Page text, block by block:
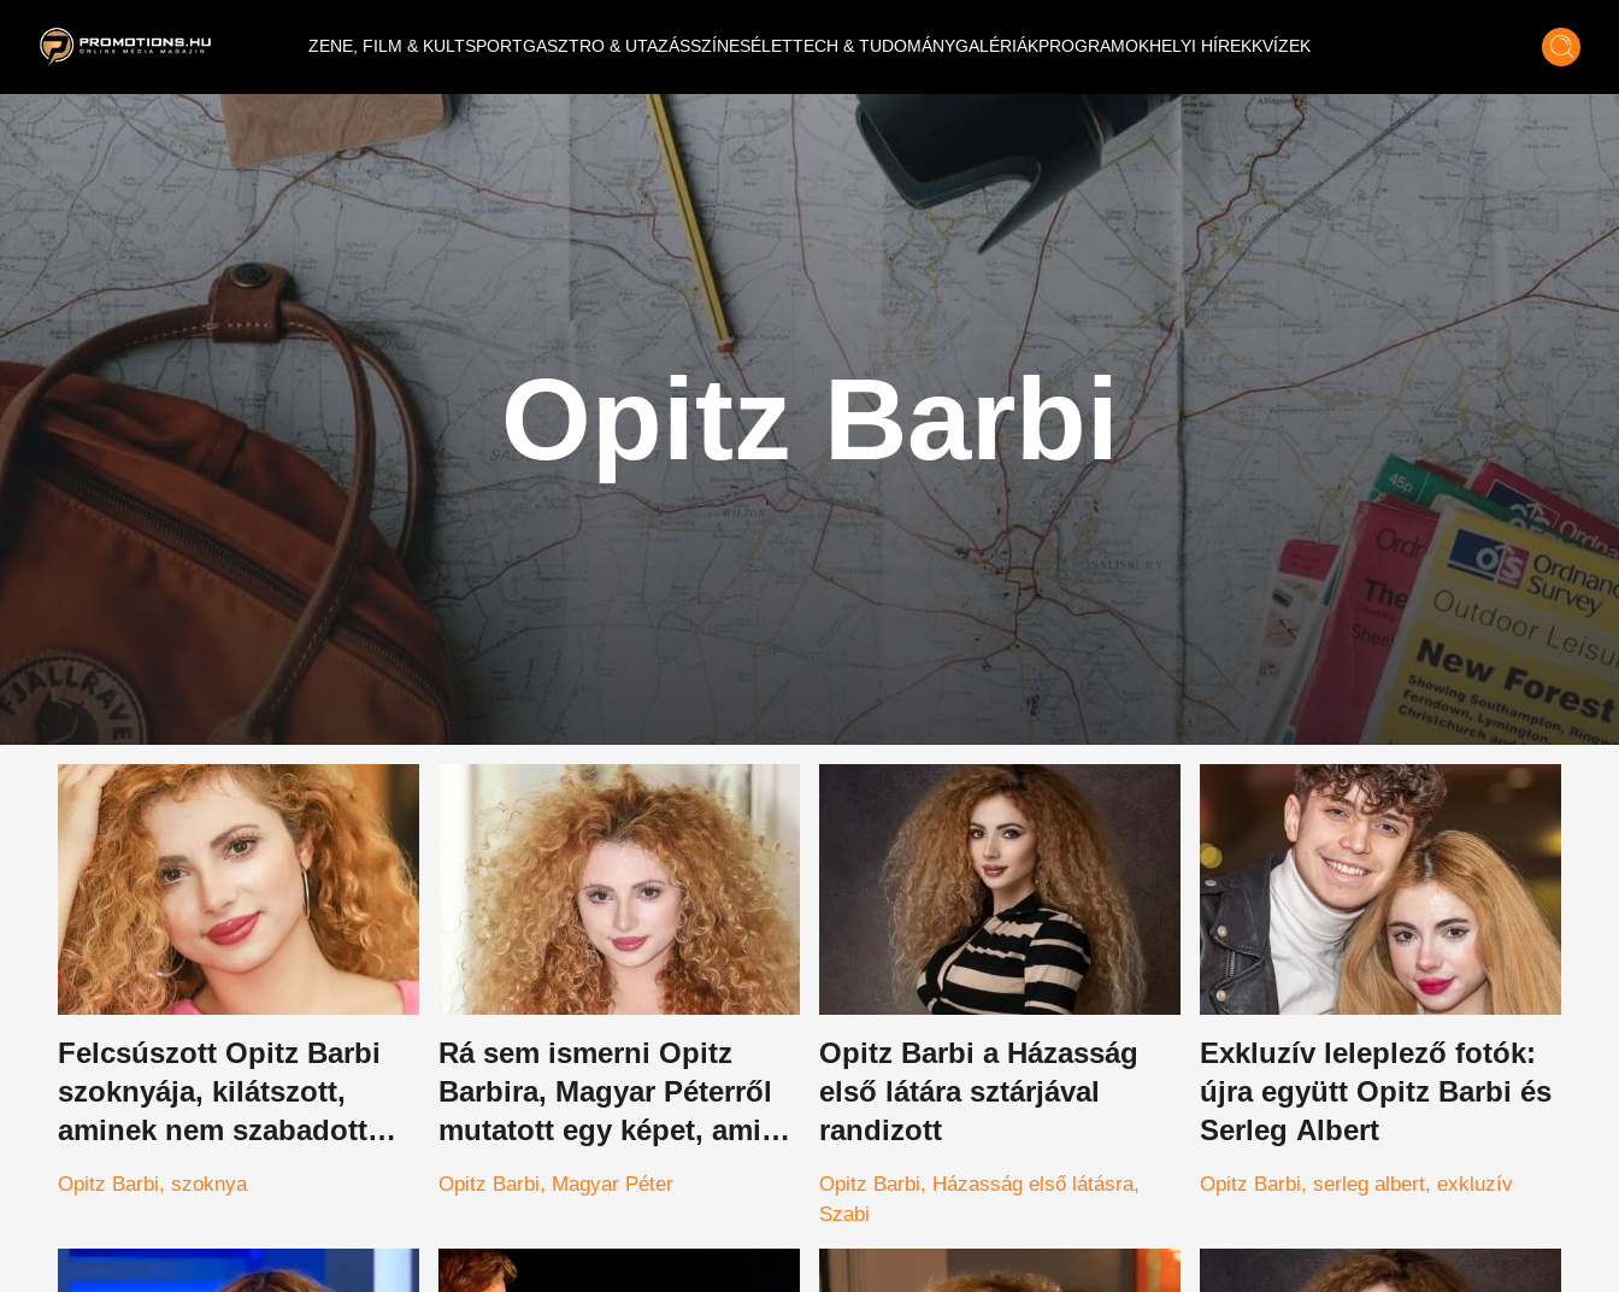
ZENE, FILM & KULTSPORTGASZTRO & UTAZÁSSZÍNESÉLETTECH & TUDOMÁNYGALÉRIÁKPROGRAMOKHELYI HÍREKKVÍZEK
Opitz Barbi
Felcsúszott Opitz Barbi
szoknyája, kilátszott,
aminek nem szabadott
volna
Opitz Barbi szoknya
Rá sem ismerni Opitz
Barbira, Magyar Péterről
mutatott egy képet, amire
nagyon büszke
Opitz Barbi Magyar Péter
Opitz Barbi a Házasság
első látára sztárjával
randizott
Opitz Barbi
Házasság első látásra
Szabi
Exkluzív leleplező fotók:
újra együtt Opitz Barbi és
Serleg Albert
Opitz Barbi serleg albert exkluzív